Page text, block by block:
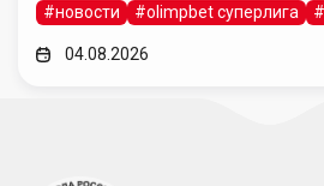
#новости #olimpbet суперлига
04.08.2026